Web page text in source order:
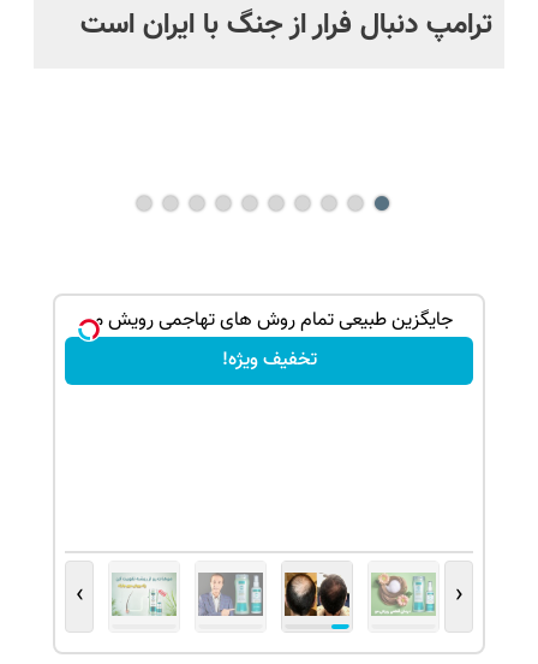
ترامپ دنبال فرار از جنگ با ایران است
جایگزین طبیعی تمام روش های تهاجمی رویش مو
تخفیف ویژه!
‹
›